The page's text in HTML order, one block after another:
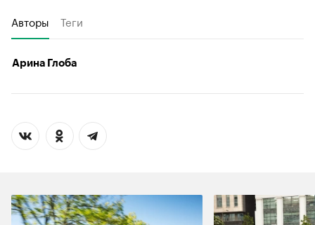
Авторы Теги
Арина Глоба